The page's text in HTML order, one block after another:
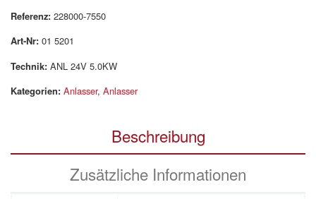
Referenz: 228000-7550
Art-Nr: 01 5201
Technik: ANL 24V 5.0KW
Kategorien: Anlasser, Anlasser
Beschreibung
Zusätzliche Informationen